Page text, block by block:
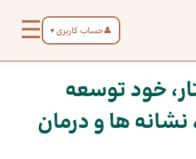
👤حساب کاربری ▼
☰
خود توسعه
نشانه ها و درمان